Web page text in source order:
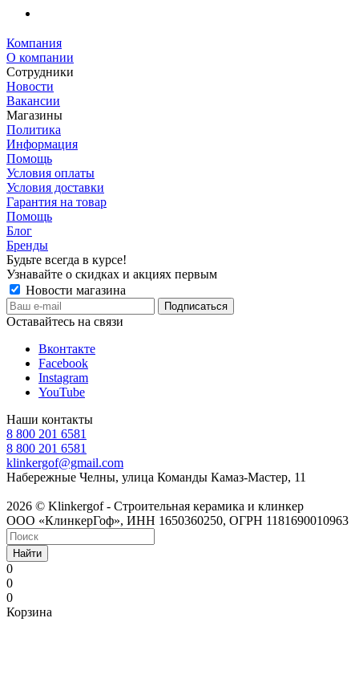
Компания
О компании
Сотрудники
Новости
Вакансии
Магазины
Политика
Информация
Помощь
Условия оплаты
Условия доставки
Гарантия на товар
Помощь
Блог
Бренды
Будьте всегда в курсе!
Узнавайте о скидках и акциях первым
Новости магазина
Оставайтесь на связи
Вконтакте
Facebook
Instagram
YouTube
Наши контакты
8 800 201 6581
8 800 201 6581
klinkergof@gmail.com
Набережные Челны, улица Команды Камаз-Мастер, 11
2026 © Klinkergof - Строительная керамика и клинкер
ООО «КлинкерГоф», ИНН 1650360250, ОГРН 1181690010963
Найти
0
0
0
Корзина